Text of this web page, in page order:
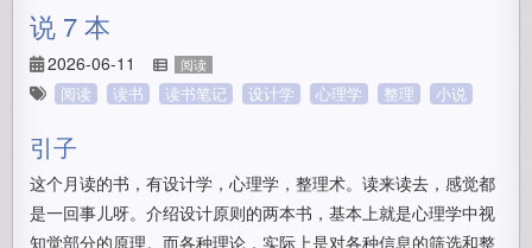
说 7 本
2026-06-11 阅读
阅读 读书 读书笔记 设计学 心理学 整理 小说
引子
这个月读的书，有设计学，心理学，整理术。读来读去，感觉都
是一回事儿呀。介绍设计原则的两本书，基本上就是心理学中视
知觉部分的原理。而各种理论，实际上是对各种信息的筛选和整